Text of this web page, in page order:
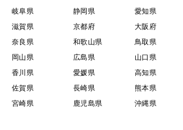
岐阜県
静岡県 愛知県
滋賀県
京都府 大阪府
奈良県
和歌山県 鳥取県
岡山県
広島県 山口県
香川県
愛媛県 高知県
佐賀県
長崎県 熊本県
宮崎県
鹿児島県 沖縄県